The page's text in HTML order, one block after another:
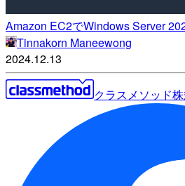
Amazon EC2でWindows Server
Tinnakorn Maneewong
2024.12.13
クラスメソッド